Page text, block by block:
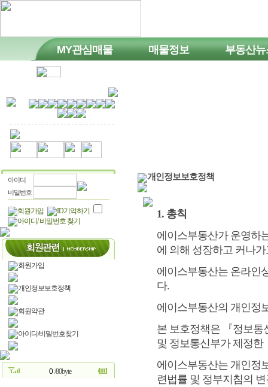
MY관심매물 매물정보 부동산뉴
아이디
비밀번호
회원가입
ID기억하기
아이디/ 비밀번호 찾기
회원가입
개인정보보호정책
회원약관
아이디/비밀번호찾기
/80byte
개인정보보호정책
1. 총칙
에이스부동산가 운영하
에 의해 성장하고 커나
에이스부동산는 온라인
다.
에이스부동산의 개인정
본 보호정책은 『정보통
및 정보통신부가 제정
에이스부동산는 개인정
련법률 및 정부지침의